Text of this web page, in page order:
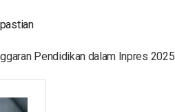
Pendidikan dalam Inpres 2025